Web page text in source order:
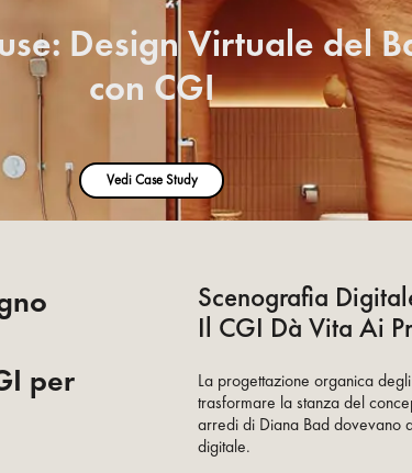
Design Virtuale del
con CGI
Vedi Case Study
per
Scenografia
Il CGI Dà Vita Ai
La progettazione organica
trasformare la stanza del
arredi di Diana Bad dovevano
digitale.